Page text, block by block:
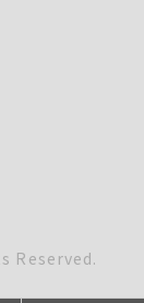
Reserved.